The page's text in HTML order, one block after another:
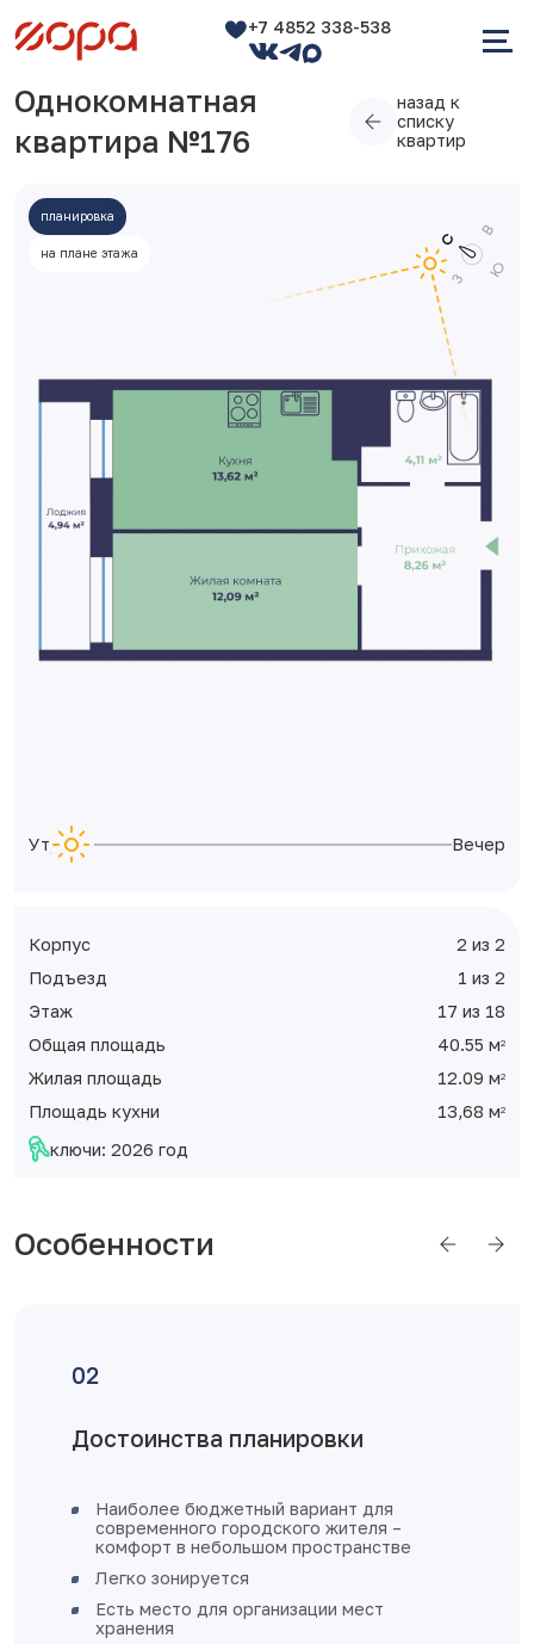
+7 4852 338-538
Однокомнатная
квартира №176
назад к
списку
квартир
планировка
на плане этажа
Утро Вечер
Корпус
2 из 2
Подъезд
1 из 2
Этаж
17 из 18
Общая площадь
40.55 м2
Жилая площадь 12.09 м2
Площадь кухни 13,68 м2
ключи: 2026 год
Особенности
Отделка от застройщика
железная входная дверь
увеличенное остекление, окна
пластиковые с установкой откосов и
подоконников
стены в жилых помещениях, коридорах,
кухне, санузле и ванных комнатах -